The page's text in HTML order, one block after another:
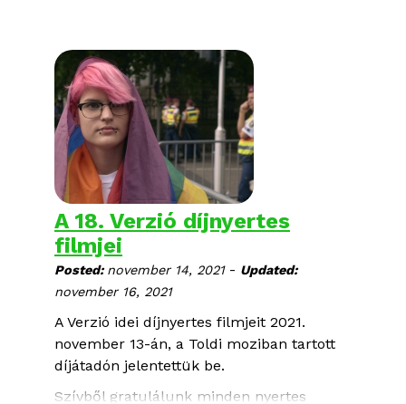
A 18. Verzió díjnyertes
filmjei
Posted:november 14, 2021 - Updated:
november 16, 2021
A Verzió idei díjnyertes filmjeit 2021.
november 13-án, a Toldi moziban tartott
díjátadón jelentettük be.
Szívből gratulálunk minden nyertes